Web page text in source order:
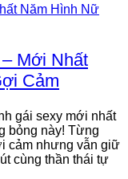
Mới Nhất
Cảm
gái sexy mới nhất
bỏng này! Từng
cảm nhưng vẫn giữ
cùng thần thái tự